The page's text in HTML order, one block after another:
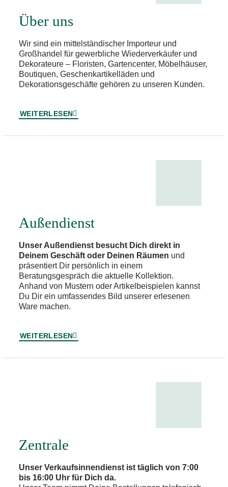
Über uns
Wir sind ein mittelständischer Importeur und
Großhandel für gewerbliche Wiederverkäufer und
Dekorateure – Floristen, Gartencenter, Möbelhäuser,
Boutiquen, Geschenkartikelläden und
Dekorationsgeschäfte gehören zu unseren Kunden.
WEITERLESEN
Außendienst
Unser Außendienst besucht Dich direkt in
Deinem Geschäft oder Deinen Räumen und
präsentiert Dir persönlich in einem
Beratungsgespräch die aktuelle Kollektion.
Anhand von Mustern oder Artikelbeispielen kannst
Du Dir ein umfassendes Bild unserer erlesenen
Ware machen.
WEITERLESEN
Zentrale
Unser Verkaufsinnendienst ist täglich von 7:00
bis 16:00 Uhr für Dich da.